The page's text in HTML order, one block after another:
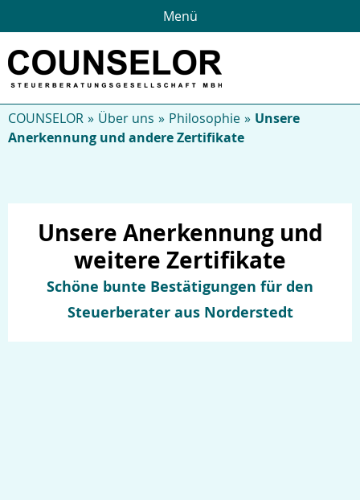
Menü
COUNSELOR Über uns Philosophie
Unsere
Anerkennung und andere Zertifikate
Unsere Anerkennung und
weitere Zertifikate
Schöne bunte Bestätigungen für den
Steuerberater aus Norderstedt